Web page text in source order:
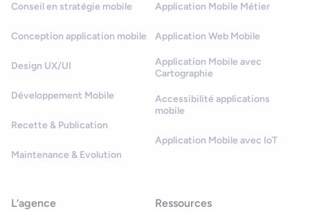
Conseil en stratégie mobile
Conception application mobile
Design UX/UI
Développement Mobile
Recette & Publication
Maintenance & Evolution
Application Mobile Métier
Application Web Mobile
Application Mobile avec
Cartographie
Accessibilité applications
mobile
Application Mobile avec IoT
L’agence Ressources